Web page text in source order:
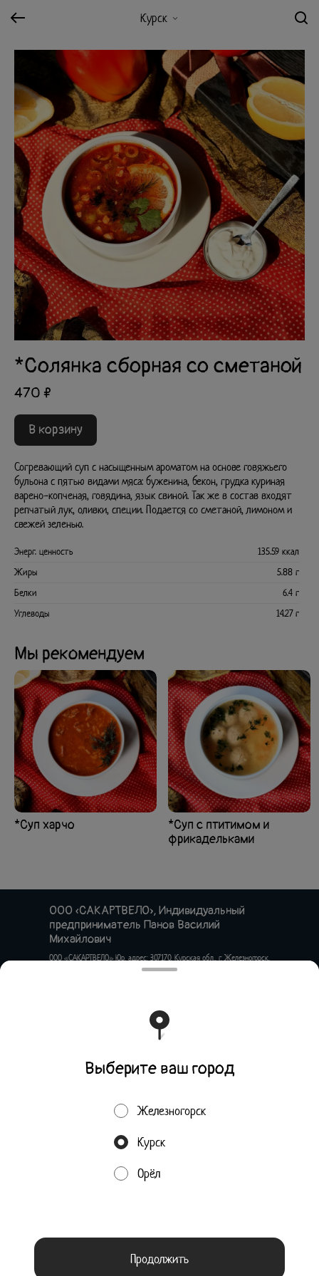
Курск
cookie вашего браузера и использование аналитических сервисов согласно нашей
политике конфиденциальности
ОК
*Солянка сборная со сметаной
470 ₽
В корзину
Согревающий суп с насыщенным ароматом на основе говяжьего
бульона с пятью видами мяса: буженина, бекон, грудка куриная
варено-копченая, говядина, язык свиной. Так же в состав входят
репчатый лук, оливки, специи. Подается со сметаной, лимоном и
свежей зеленью.
Энерг. ценность
135.59 ккал
Жиры
5.88 г
Белки
6.4 г
Углеводы
14.27 г
Мы рекомендуем
*Суп харчо
*Суп с птитимом и
фрикадельками
ООО «САКАРТВЕЛО», Индивидуальный
предприниматель Панов Василий
Михайлович
ООО «САКАРТВЕЛО» Юр. адрес: 307170, Курская обл., г. Железногорск,
ул. Алексеевский проезд, д.1А Факт. адрес: 302001, Орловская обл.,
Работает на эффективном ядреFoodpicásso
Политика конфиденциальности
Акции, скидки, кэшбэк − в нашем приложении!
Выберите ваш город
Железногорск
Курск
Орёл